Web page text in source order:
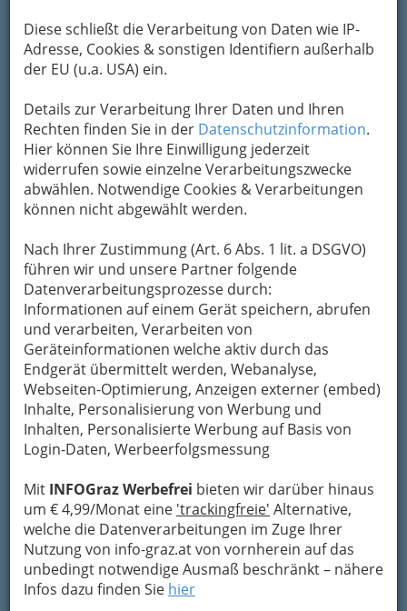
Diese schließt die Verarbeitung von Daten wie IP-
Adresse, Cookies & sonstigen Identifiern außerhalb
der EU (u.a. USA) ein.
Details zur Verarbeitung Ihrer Daten und Ihren
Rechten finden Sie in der Datenschutzinformation.
Hier können Sie Ihre Einwilligung jederzeit
widerrufen sowie einzelne Verarbeitungszwecke
abwählen. Notwendige Cookies & Verarbeitungen
können nicht abgewählt werden.
Nach Ihrer Zustimmung (Art. 6 Abs. 1 lit. a DSGVO)
führen wir und unsere Partner folgende
Datenverarbeitungsprozesse durch:
Informationen auf einem Gerät speichern, abrufen
und verarbeiten, Verarbeiten von
Geräteinformationen welche aktiv durch das
Endgerät übermittelt werden, Webanalyse,
Webseiten-Optimierung, Anzeigen externer (embed)
Inhalte, Personalisierung von Werbung und
Inhalten, Personalisierte Werbung auf Basis von
Login-Daten, Werbeerfolgsmessung
Mit INFOGraz Werbefrei bieten wir darüber hinaus
um € 4,99/Monat eine 'trackingfreie' Alternative,
welche die Datenverarbeitungen im Zuge Ihrer
Nutzung von info-graz.at von vornherein auf das
unbedingt notwendige Ausmaß beschränkt – nähere
Infos dazu finden Sie hier
Adresse mit Google Maps anschauen
Kontaktaufnahme
Um die Info-Graz Firmenvor Spam-Mails zu
bewahren, verwenden wir an dieser Stelle zur
Übermittlung Ihrer Nachricht ein sicheres
Formular. Ihre Nachricht wird nach dem
Unternehmen Zu den 3 goldenen Kugeln
Shopping City Seiersberg - Kraemer-Stangl
GmbH. weitergeleitet.
Mein Name
Meine Email Adresse
Mein Betreff
Meine Nachricht